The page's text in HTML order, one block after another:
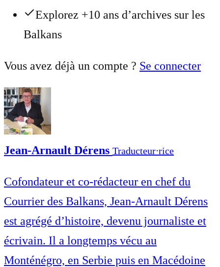
Explorez +10 ans d’archives sur les
Balkans
Vous avez déjà un compte ? Se connecter
Jean-Arnault Dérens Traducteur⋅rice
Cofondateur et co-rédacteur en chef du
Courrier des Balkans, Jean-Arnault Dérens
est agrégé d’histoire, devenu journaliste et
écrivain. Il a longtemps vécu au
Monténégro, en Serbie puis en Macédoine